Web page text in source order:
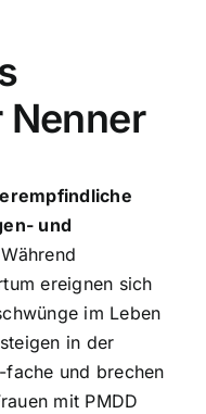
Nenner
und
ereignen sich
im Leben
in der
fache und brechen
mit PMDD